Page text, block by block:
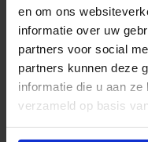
en om ons
informatie over uw
partners voor social
partners kunnen deze
informatie die u aan
verzameld op basis
een onrealistisch
op alle niveaus: van
oogst blijven zitten
het buitenland
Focus op esthetische
voedselketen.